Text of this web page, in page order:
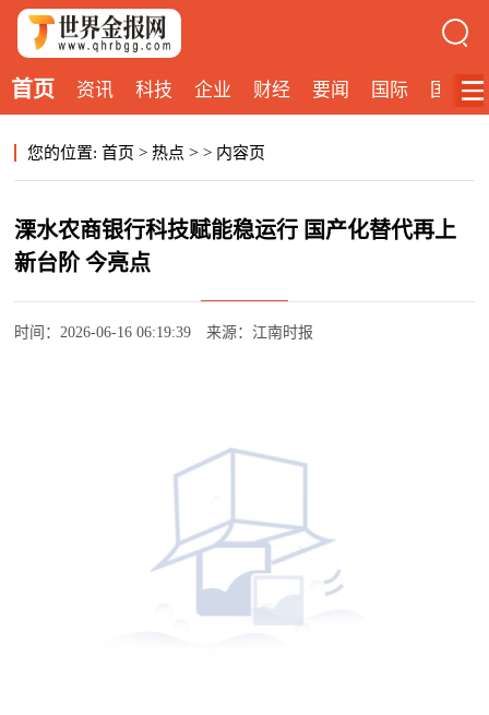
首页 资讯 科技 企业 财经 要闻 国际 国内
您的位置: 首页 > 热点 > > 内容页
溧水农商银行科技赋能稳运行 国产化替代再上
新台阶 今亮点
时间：2026-06-16 06:19:39 来源：江南时报